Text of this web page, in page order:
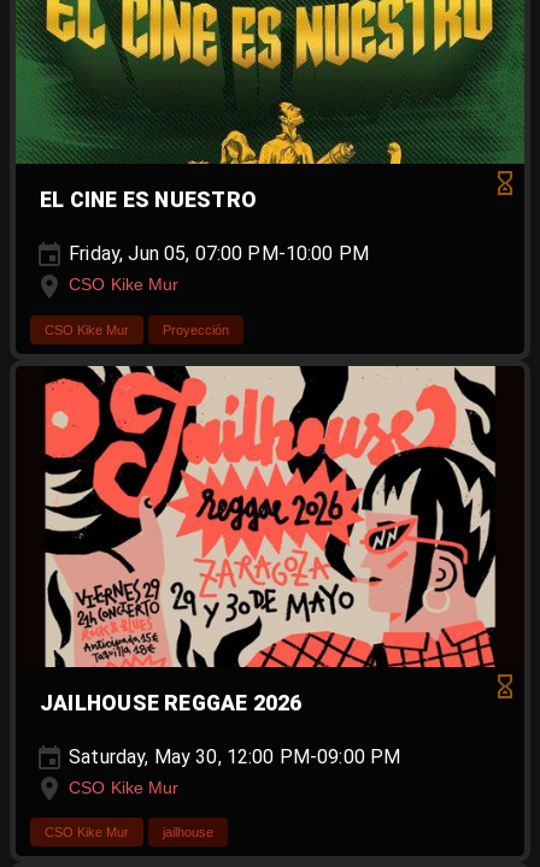
EL CINE ES NUESTRO
Friday, Jun 05, 07:00 PM-10:00 PM
CSO Kike Mur
CSO Kike Mur Proyección
JAILHOUSE REGGAE 2026
Saturday, May 30, 12:00 PM-09:00 PM
CSO Kike Mur
CSO Kike Mur jailhouse